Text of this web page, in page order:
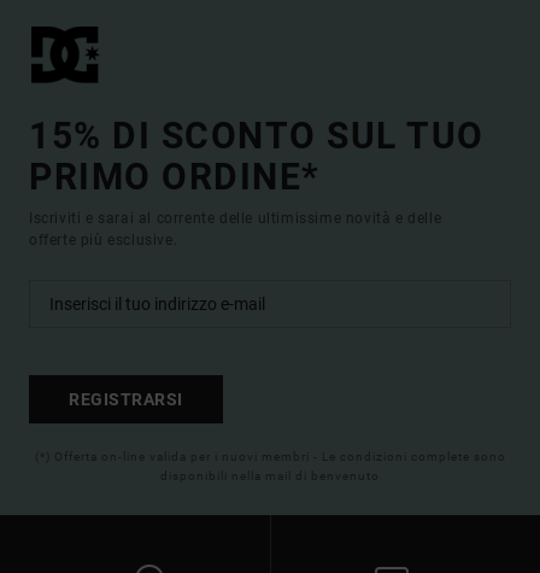
15% DI SCONTO SUL TUO
PRIMO ORDINE*
Iscriviti e sarai al corrente delle ultimissime novità e delle
offerte più esclusive.
REGISTRARSI
(*) Offerta on-line valida per i nuovi membri - Le condizioni complete sono
disponibili nella mail di benvenuto